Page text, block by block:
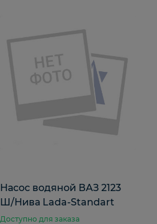
Насос водяной ВАЗ 2123
Ш/Нива Lada-Standart
Доступно для заказа